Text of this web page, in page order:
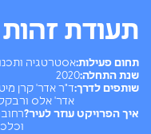
תעודת זהות
תחום פעילות:אסטרטגיה
שנת התחלה:2020
שותפים לדרך:ד"ר אדר' קרן
אדר' אלס ורבקל,
איך הפרויקט עוזר לעיר?